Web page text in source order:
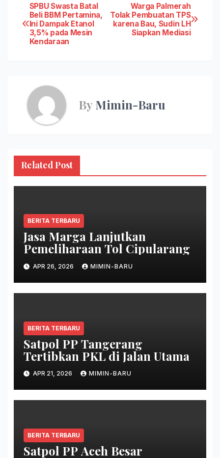
Post
navigation
Warga Palmerah
Tolak Pembuatan TPS
karena Bau, Sudin LH
Siapkan Mediasi
SPBU Swasta Batal
Beli BBM Pertamina,
Ini Dampak Etanol
3,5% pada Mesin
Kendaraan
ByMimin-Baru
Related Post
BERITA TERBARU
Jasa Marga Lanjutkan
Pemeliharaan Tol Cipularang
APR 26, 2026 MIMIN-BARU
BERITA TERBARU
Satpol PP Tangerang
Tertibkan PKL di Jalan Utama
APR 21, 2026 MIMIN-BARU
BERITA TERBARU
Satpol PP Aceh Besar